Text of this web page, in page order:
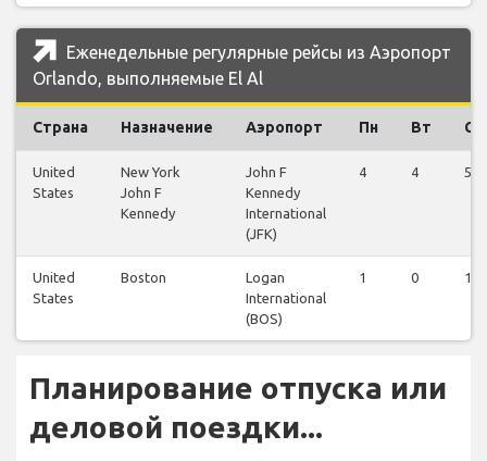
Еженедельные регулярные рейсы из Аэропорт
Orlando, выполняемые El Al
Страна Назначение Аэропорт Пн Вт Ср
United
States
New York
John F
Kennedy
John F
Kennedy
International
(JFK)
4 4 5
United
States
Boston
Logan
International
(BOS)
1 0 1
Планирование отпуска или
деловой поездки...